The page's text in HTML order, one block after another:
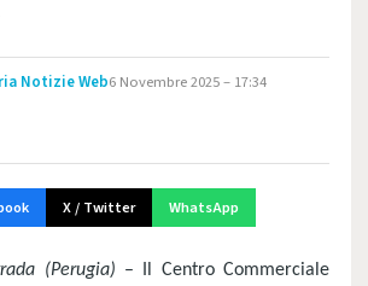
Notizie Web6 Novembre 2025 – 17:34
X / Twitter WhatsApp
(Perugia) – Il Centro Commerciale